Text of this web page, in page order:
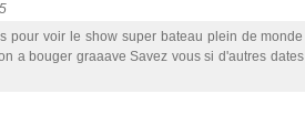
pour voir le show super bateau plein de monde
a bouger graaave Savez vous si d'autres dates